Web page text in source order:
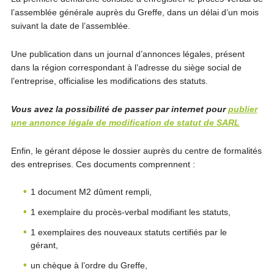
l’assemblée générale auprès du Greffe, dans un délai d’un mois
suivant la date de l’assemblée.
Une publication dans un journal d’annonces légales, présent
dans la région correspondant à l’adresse du siège social de
l’entreprise, officialise les modifications des statuts.
Vous avez la possibilité de passer par internet pourpublier
une annonce légale de modification de statut de SARL
Enfin, le gérant dépose le dossier auprès du centre de formalités
des entreprises. Ces documents comprennent :
1 document M2 dûment rempli,
1 exemplaire du procès-verbal modifiant les statuts,
1 exemplaires des nouveaux statuts certifiés par le
gérant,
un chèque à l’ordre du Greffe,